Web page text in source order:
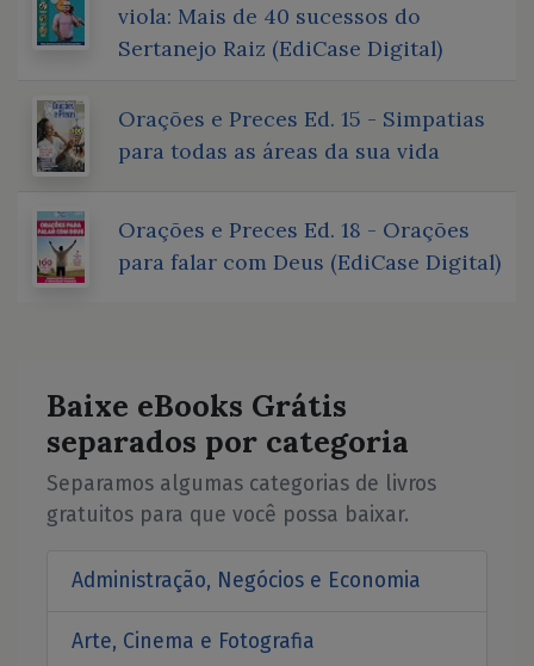
viola: Mais de 40 sucessos do
Sertanejo Raiz (EdiCase Digital)
Orações e Preces Ed. 15 - Simpatias
para todas as áreas da sua vida
Orações e Preces Ed. 18 - Orações
para falar com Deus (EdiCase Digital)
Baixe eBooks Grátis
separados por categoria
Separamos algumas categorias de livros
gratuitos para que você possa baixar.
Administração, Negócios e Economia
Arte, Cinema e Fotografia